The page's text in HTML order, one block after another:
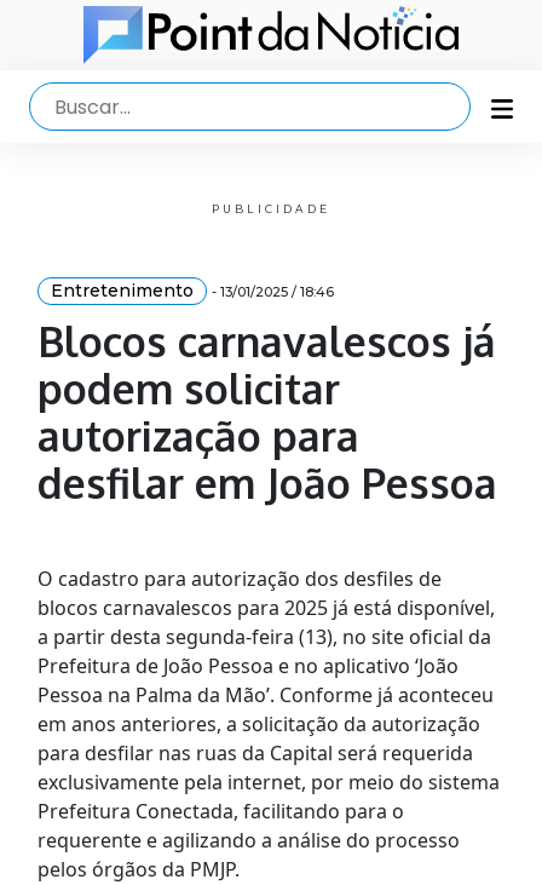
PUBLICIDADE
Entretenimento - 13/01/2025 / 18:46
Blocos carnavalescos já
podem solicitar
autorização para
desfilar em João Pessoa
O cadastro para autorização dos desfiles de
blocos carnavalescos para 2025 já está disponível,
a partir desta segunda-feira (13), no site oficial da
Prefeitura de João Pessoa e no aplicativo ‘João
Pessoa na Palma da Mão’. Conforme já aconteceu
em anos anteriores, a solicitação da autorização
para desfilar nas ruas da Capital será requerida
exclusivamente pela internet, por meio do sistema
Prefeitura Conectada, facilitando para o
requerente e agilizando a análise do processo
pelos órgãos da PMJP.